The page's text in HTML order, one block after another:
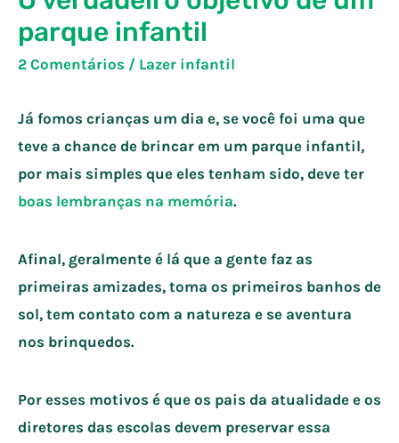
parque infantil
2 Comentários / Lazer infantil
Já fomos crianças um dia e, se você foi uma que
teve a chance de brincar em um parque infantil,
por mais simples que eles tenham sido, deve ter
boas lembranças na memória.
Afinal, geralmente é lá que a gente faz as
primeiras amizades, toma os primeiros banhos de
sol, tem contato com a natureza e se aventura
nos brinquedos.
Por esses motivos é que os pais da atualidade e os
diretores das escolas devem preservar essa